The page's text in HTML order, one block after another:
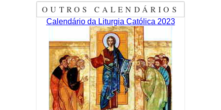
OUTROS CALENDÁRIOS
Calendário da Liturgia Católica 2023